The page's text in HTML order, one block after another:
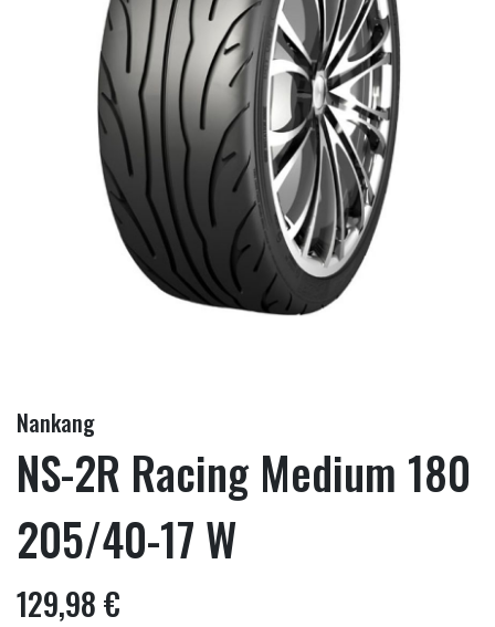
Nankang
NS-2R Racing Medium 180
205/40-17 W
129,98 €